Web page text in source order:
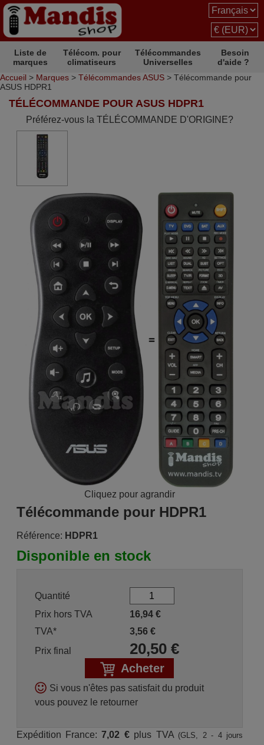
Liste de
marques
Télécom. pour
climatiseurs
Télécommandes
Universelles
Besoin
d'aide ?
Accueil > Marques > Télécommandes ASUS > Télécommande pour
ASUS HDPR1
TÉLÉCOMMANDE POUR ASUS HDPR1
Préférez-vous la TÉLÉCOMMANDE D'ORIGINE?
Cliquez pour agrandir
Télécommande pour HDPR1
Référence: HDPR1
Disponible en stock
Quantité
Prix hors TVA
16,94€
TVA*
3,56€
Prix final
20,50€
Acheter
Si vous n'êtes pas satisfait du produit
vous pouvez le retourner
Expédition France:7,02 €plus TVA (GLS, 2 - 4 jours